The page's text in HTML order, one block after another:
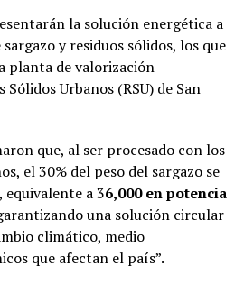
la solución energética a
y residuos sólidos, los que
planta de valorización
Sólidos Urbanos (RSU) de San
que, al ser procesado con los
el 30% del peso del sargazo se
a 36,000 en potencia
una solución circular
climático, medio
que afectan el país”.